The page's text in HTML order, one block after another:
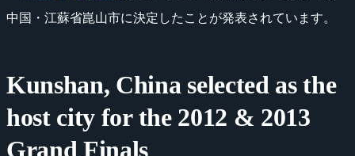
中国・江蘇省崑山市に決定したことが発表されています。
Kunshan, China selected as the
host city for the 2012 & 2013
Grand Finals